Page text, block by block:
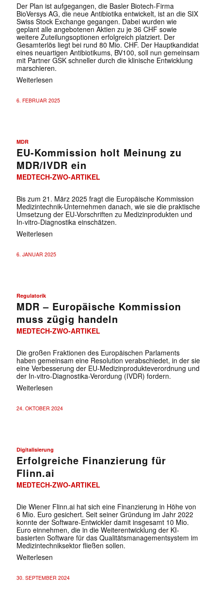
Der Plan ist aufgegangen, die Basler Biotech-Firma
BioVersys AG, die neue Antibiotika entwickelt, ist an die SIX
Swiss Stock Exchange gegangen. Dabei wurden wie
geplant alle angebotenen Aktien zu je 36 CHF sowie
weitere Zuteilungsoptionen erfolgreich platziert. Der
Gesamterlös liegt bei rund 80 Mio. CHF. Der Hauptkandidat
eines neuartigen Antibiotikums, BV100, soll nun gemeinsam
mit Partner GSK schneller durch die klinische Entwicklung
marschieren.
Weiterlesen
6. FEBRUAR 2025
MDR
EU-Kommission holt Meinung zu
MDR/IVDR ein
MEDTECH-ZWO-ARTIKEL
Bis zum 21. März 2025 fragt die Europäische Kommission
Medizintechnik-Unternehmen danach, wie sie die praktische
Umsetzung der EU-Vorschriften zu Medizinprodukten und
In-vitro-Diagnostika einschätzen.
Weiterlesen
6. JANUAR 2025
Regulatorik
MDR – Europäische Kommission
muss zügig handeln
MEDTECH-ZWO-ARTIKEL
Die großen Fraktionen des Europäischen Parlaments
haben gemeinsam eine Resolution verabschiedet, in der sie
eine Verbesserung der EU-Medizinprodukteverordnung und
der In-vitro-Diagnostika-Verordung (IVDR) fordern.
Weiterlesen
24. OKTOBER 2024
Digitalisierung
Erfolgreiche Finanzierung für
Flinn.ai
MEDTECH-ZWO-ARTIKEL
Die Wiener Flinn.ai hat sich eine Finanzierung in Höhe von
6 Mio. Euro gesichert. Seit seiner Gründung im Jahr 2022
konnte der Software-Entwickler damit insgesamt 10 Mio.
Euro einnehmen, die in die Weiterentwicklung der KI-
basierten Software für das Qualitätsmanagementsystem im
Medizintechniksektor fließen sollen.
Weiterlesen
30. SEPTEMBER 2024